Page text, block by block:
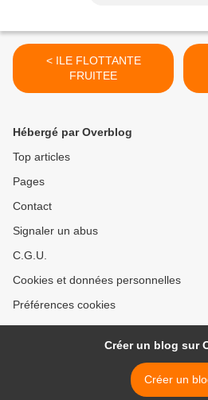
< ILE FLOTTANTE
FRUITEE
Hébergé par Overblog
Top articles
Pages
Contact
Signaler un abus
C.G.U.
Cookies et données personnelles
Préférences cookies
Créer un blog sur
Créer un